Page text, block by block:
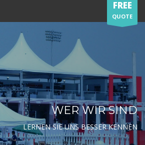
FREE
QUOTE
WER WIR SIND
LERNEN SIE UNS BESSER KENNEN